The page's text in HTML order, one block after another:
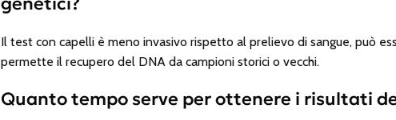
Il test con capelli è meno invasivo rispetto al prelievo di sangue, può
permette il recupero del DNA da campioni storici o vecchi.
Quanto tempo serve per ottenere i risultati